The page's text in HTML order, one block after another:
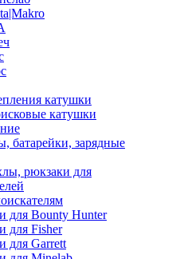
катушки
катушки
батарейки, зарядные
рюкзаки для
для Bounty Hunter
для Fisher
для Garrett